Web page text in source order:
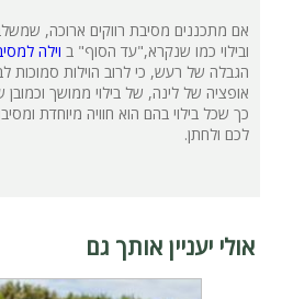
אם מתכננים מסיבת רווקים ארוכה,
ובילוי כמו שנקרא,"עד הסוף" ב וילה
הגבלה של רעש, כי לרוב הוילות סמוכות
אופציה של לינה, של בילוי ממושך וכמובן
כך שכל בילוי בהם הוא חוויה מיוחדת
לכם ולחתן.
אולי יעניין אותך גם